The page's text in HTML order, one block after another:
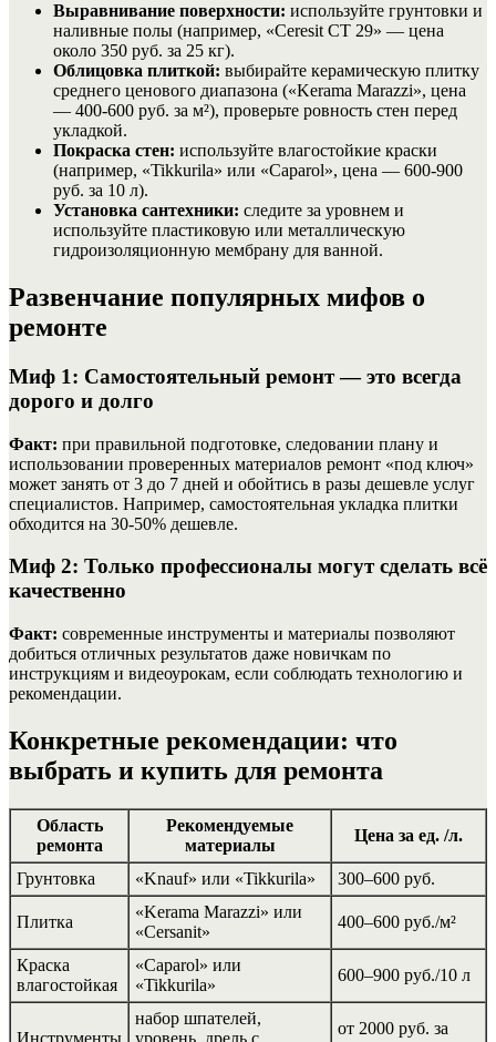
Выравнивание поверхности: используйте грунтовки и
наливные полы (например, «Ceresit CT 29» — цена
около 350 руб. за 25 кг).
Облицовка плиткой: выбирайте керамическую плитку
среднего ценового диапазона («Kerama Marazzi», цена
— 400-600 руб. за м²), проверьте ровность стен перед
укладкой.
Покраска стен: используйте влагостойкие краски
(например, «Tikkurila» или «Caparol», цена — 600-900
руб. за 10 л).
Установка сантехники: следите за уровнем и
используйте пластиковую или металлическую
гидроизоляционную мембрану для ванной.
Развенчание популярных мифов о
ремонте
Миф 1: Самостоятельный ремонт — это всегда
дорого и долго
Факт: при правильной подготовке, следовании плану и
использовании проверенных материалов ремонт «под ключ»
может занять от 3 до 7 дней и обойтись в разы дешевле услуг
специалистов. Например, самостоятельная укладка плитки
обходится на 30-50% дешевле.
Миф 2: Только профессионалы могут сделать всё
качественно
Факт: современные инструменты и материалы позволяют
добиться отличных результатов даже новичкам по
инструкциям и видеоурокам, если соблюдать технологию и
рекомендации.
Конкретные рекомендации: что
выбрать и купить для ремонта
Область
ремонта
Рекомендуемые
материалы
Цена за ед. /л.
Грунтовка «Knauf» или «Tikkurila» 300–600 руб.
Плитка
«Kerama Marazzi» или
«Cersanit»
400–600 руб./м²
Краска
влагостойкая
«Caparol» или
«Tikkurila»
600–900 руб./10 л
Инструменты
набор шпателей,
уровень, дрель с
от 2000 руб. за